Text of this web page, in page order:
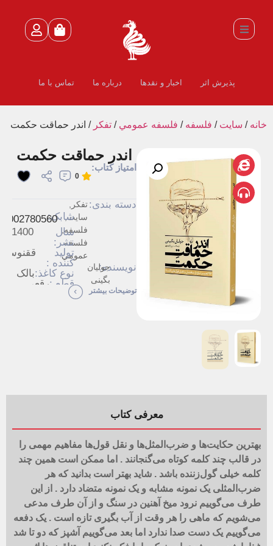
پذیرش اثر اخبار و نقدها درباره ما تماس با ما
خانه / سايت / فلسفه / فلسفه عمومي / تفكر / اندر حماقت حکمت
اندر حماقت حکمت
امتیاز کتاب:
0
دسته بندی:تفكر
سايت,
فلسفه,
فلسفه
عمومي
نویسنده:جولیان
بگینی
مترجم:نسترن
شابک:
سال
نشر:
1400
تولید
کننده :
ققنوس
نوع کاغذ:بالک
قطع :رقعی
توضیحات بیشتر
معرفی کتاب
بهترین حکایت‌ها و ضرب‌المثل‌ها و نقل قول‌ها مفاهیم مهمی را
در قالب چند کلمه کوتاه می‌گنجانند . اما ممکن است همین چند
کلمه خیلی گول‌زننده باشد . شاید بهتر است بدانید که هر
ضرب‌المثلی یک نمونه مشابه و یک نمونه متضاد دارد . از این
طرف می‌گوییم نرود میخ آهنین در سنگ و از آن طرف مدعی
می‌شویم که ماهی را هر وقت از آب بگیری تازه است . یک دفعه
می‌گوییم یک دست صدا ندارد اما بعد می‌گوییم آشپز که دو تا شد